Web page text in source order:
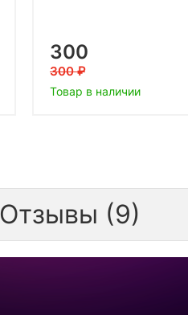
300
300
Товар в наличии
Отзывы (9)